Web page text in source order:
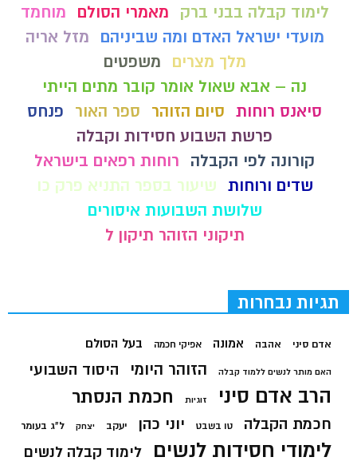
לימוד קבלה בבני ברק
מאמרי הסולם
מוחמד
מועדי ישראל האדם ומה שביניהם
מזל אריה
מלך מצרים
משפטים
נה – אבא שאול אומר קובר מתים הייתי
סיאנס רוחות סיום הזוהר ספר האור
פנחס
פרשת השבוע חסידות וקבלה
קורונה לפי הקבלה
רוחות רפאים בישראל
שדים ורוחות שיעור בספר התניא פרק כו
שלושת השבועות איסורים
תיקוני הזוהר תיקון ל
תגיות נבחרות
אדם סיני אהבה אמונה אפיקי חכמה בעל הסולם
האם מותר לנשים ללמוד קבלה הזוהר היומי היסוד השבועי
הרב אדם סיני זוגיות חכמת הנסתר
חכמת הקבלה טו בשבט יוני כהן יעקב יצחק ל"ג בעומר
לימודי חסידות לנשים לימוד קבלה לנשים